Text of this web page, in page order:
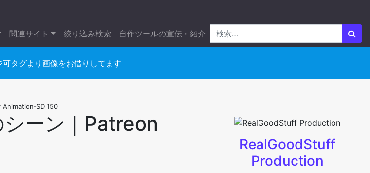
関連サイト 絞り込み検索 自作ツールの宣伝・紹介
可タグより画像をお借りしてます
Animation-SD 150
ーン｜Patreon
RealGoodStuff
Production